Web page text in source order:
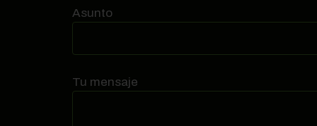
Asunto
Tu mensaje